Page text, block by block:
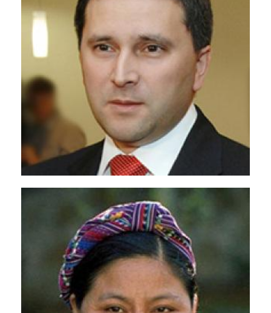
Ази Асланов
<p>Начальник Главного управления по
борьбе с наркотиками МВД
Азербайджана</p>